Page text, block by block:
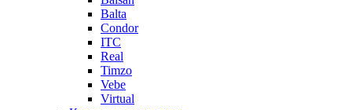
Balta
Condor
ITC
Real
Timzo
Vebe
Virtual